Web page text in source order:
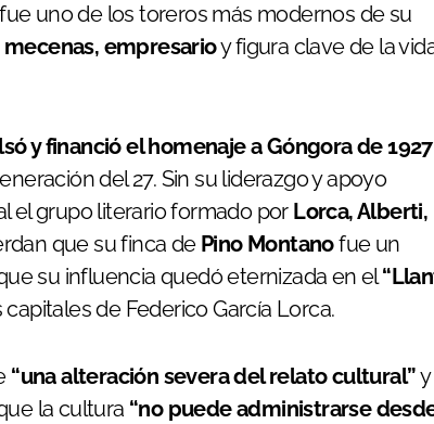
uno de los toreros más modernos de su
empresarioy figura clave de la
y financió el homenaje a Góngora de 1927
del 27. Sin su liderazgo y apoyo
el grupo literario formado por Lorca, Alberti,
que su finca de Pino Montanofue un
su influencia quedó eternizada en el
capitales de Federico García Lorca.
“una alteración severa del relato cultural”y
la cultura “no puede administrarse